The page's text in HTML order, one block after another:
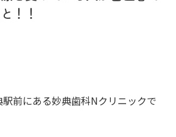
！！
前にある妙典歯科Nクリニックで